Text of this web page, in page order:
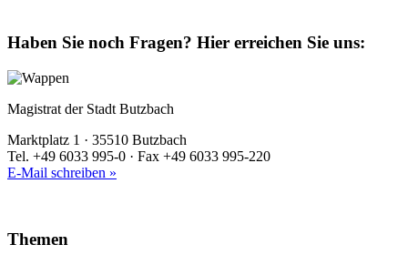
Haben Sie noch Fragen? Hier erreichen Sie uns:
Magistrat der Stadt Butzbach
Marktplatz 1 · 35510 Butzbach
Tel. +49 6033 995-0 · Fax +49 6033 995-220
E-Mail schreiben »
Themen